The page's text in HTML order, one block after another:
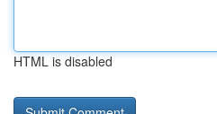
HTML is disabled